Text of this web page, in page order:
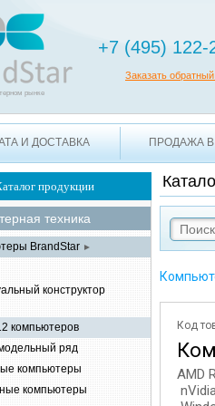
рынке
+7 (495) 122-
Заказать
И ДОСТАВКА ПРОДАЖА
продукции
техника
BrandStar ►
конструктор
компьютеров
ряд
компьютеры
компьютеры
Код
AMD